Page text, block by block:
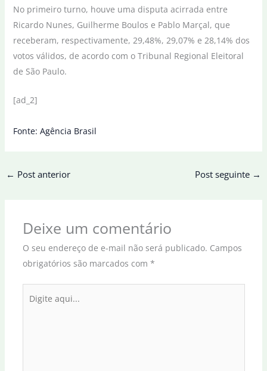
No primeiro turno, houve uma disputa acirrada entre
Ricardo Nunes, Guilherme Boulos e Pablo Marçal, que
receberam, respectivamente, 29,48%, 29,07% e 28,14% dos
votos válidos, de acordo com o Tribunal Regional Eleitoral
de São Paulo.
[ad_2]
Fonte: Agência Brasil
← Post anterior Post seguinte →
Deixe um comentário
O seu endereço de e-mail não será publicado. Campos
obrigatórios são marcados com *
aqui...